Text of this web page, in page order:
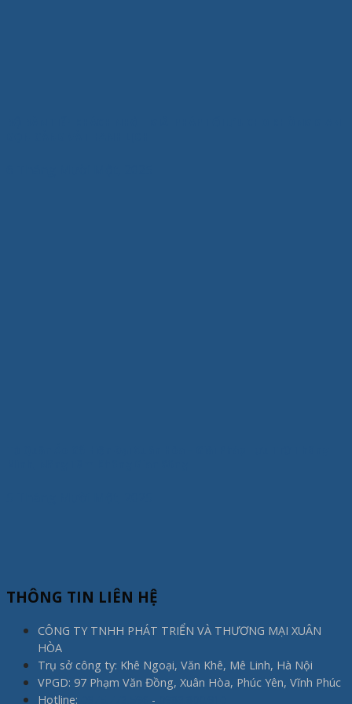
THÔNG TIN LIÊN HỆ
CÔNG TY TNHH PHÁT TRIỂN VÀ THƯƠNG MẠI XUÂN
HÒA
Trụ sở công ty: Khê Ngoại, Văn Khê, Mê Linh, Hà Nội
VPGD: 97 Phạm Văn Đồng, Xuân Hòa, Phúc Yên, Vĩnh Phúc
Hotline:
-